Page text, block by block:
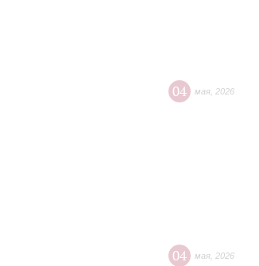
04 мая 2026
04 мая 2026